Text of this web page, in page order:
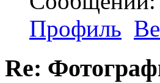
Профиль
Re: